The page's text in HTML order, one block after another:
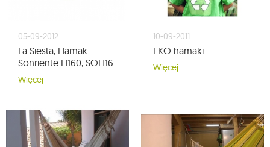
05-09-2012
La Siesta, Hamak
Sonriente H160, SOH16
Więcej
10-09-2011
EKO hamaki
Więcej